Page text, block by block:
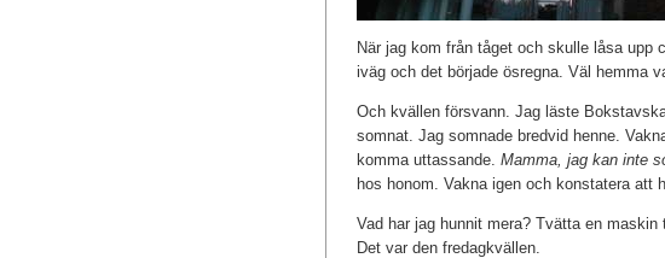
När jag kom från tåget och skulle låsa upp
iväg och det började ösregna. Väl hemma
Och kvällen försvann. Jag läste
somnat. Jag somnade bredvid henne.
komma uttassande. Mamma, jag kan inte
hos honom. Vakna igen och konstatera att
Vad har jag hunnit mera? Tvätta en
Det var den fredagkvällen.